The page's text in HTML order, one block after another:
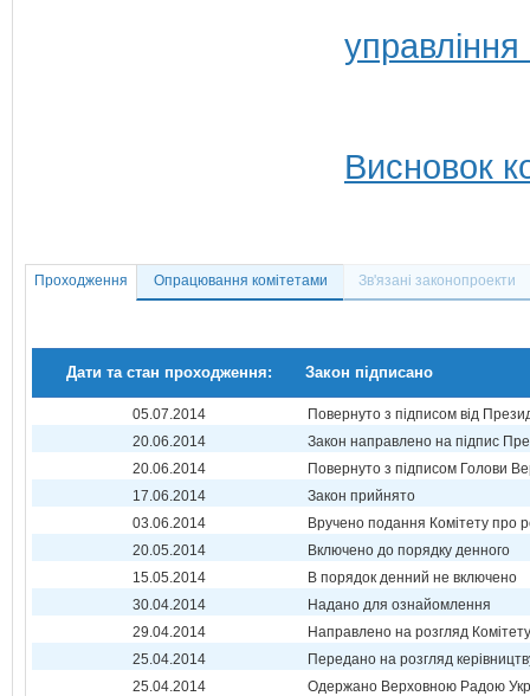
Висновок
Проходження Опрацювання комітетами Зв'язані законопроекти
Дати та стан проходження: Закон підписано
05.07.2014
Повернуто з підписом від
20.06.2014
Закон направлено на підпис
20.06.2014
Повернуто з підписом Голови
17.06.2014
Закон прийнято
03.06.2014
Вручено подання Комітету про
20.05.2014
Включено до порядку денного
15.05.2014
В порядок денний не включено
30.04.2014
Надано для ознайомлення
29.04.2014
Направлено на розгляд Комітету
25.04.2014
Передано на розгляд
25.04.2014
Одержано Верховною Радою